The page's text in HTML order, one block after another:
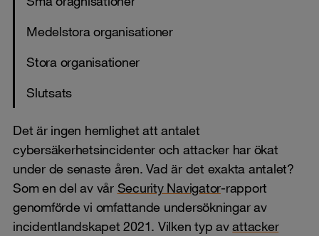
Medelstora organisationer
Stora organisationer
Slutsats
Det är ingen hemlighet att antalet
cybersäkerhetsincidenter och attacker har ökat
under de senaste åren. Vad är det exakta antalet?
Som en del av vår Security Navigator-rapport
genomförde vi omfattande undersökningar av
incidentlandskapet 2021. Vilken typ avattacker